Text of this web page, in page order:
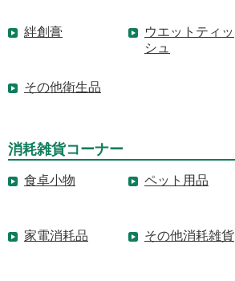
絆創膏
ウエットティッ
シュ
その他衛生品
消耗雑貨コーナー
食卓小物 ペット用品
家電消耗品 その他消耗雑貨